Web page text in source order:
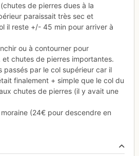
de pierres dues à la
paraissait très sec et
il reste +/- 45 min pour arriver à
ou à contourner pour
et chutes de pierres importantes.
passés par le col supérieur car il
finalement + simple que le col du
chutes de pierres (il y avait une
(24€ pour descendre en